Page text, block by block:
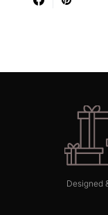
Designed